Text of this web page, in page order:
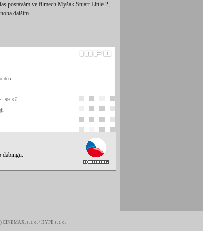
postavám ve filmech Myšák Stuart Little 2,
dalším.
děti
99 Kč
dabingu.
CINEMAX, s. r. o. / HYPE s. r. o.